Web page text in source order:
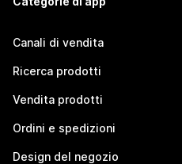
Canali di vendita
Ricerca prodotti
Vendita prodotti
Ordini e spedizioni
Design del negozio